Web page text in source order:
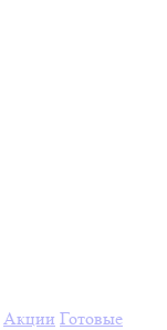
Акции Готовые